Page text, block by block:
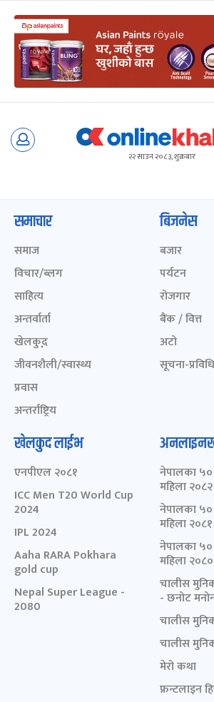
Skip
२२ साउन २०८३, शुक्रबार
समाचार
समाज
विचार/ब्लग
साहित्य
अन्तर्वार्ता
खेलकुद़़
जीवनशैली/स्वास्थ्य
प्रवास
अन्तर्राष्ट्रिय
बिजनेस
बजार
पर्यटन
रोजगार
बैंक / वित्त
अटो
सूचना-प्रविधि
खेलकुद लाईभ
एनपीएल २०८१
ICC Men T20 World Cup
2024
IPL 2024
Aaha RARA Pokhara
gold cup
Nepal Super League -
2080
नेपालका ५०
महिला २०८२
नेपालका ५०
महिला २०८१
नेपालका ५०
महिला २०८०
चालीस
- छनोट
चालीस
चालीस
मेरो कथा
फ्रन्टलाइन